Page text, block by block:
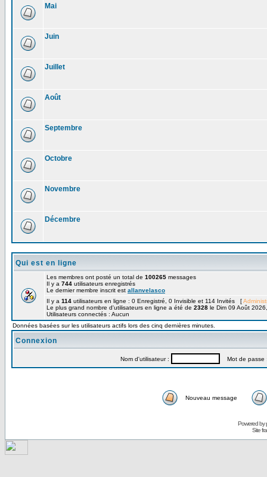
Mai
Juin
Juillet
Août
Septembre
Octobre
Novembre
Décembre
Qui est en ligne
Les membres ont posté un total de 100265 messages
Il y a 744 utilisateurs enregistrés
Le dernier membre inscrit est allanvelasco
Il y a 114 utilisateurs en ligne : 0 Enregistré, 0 Invisible et 114 Invités [
Le plus grand nombre d'utilisateurs en ligne a été de 2328 le Dim 09 Août
Utilisateurs connectés : Aucun
Données basées sur les utilisateurs actifs lors des cinq dernières minutes.
Connexion
Nom d'utilisateur : Mot de passe
Nouveau message
Powered by
Site